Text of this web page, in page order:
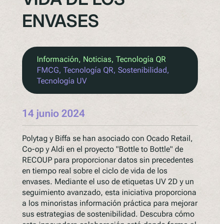
ENVASES
Información, Noticias, Tecnología QR
FMCG, Tecnología QR, Sostenibilidad
Tecnología UV
14 junio 2024
Polytag y Biffa se han asociado con Ocado Retail,
Co-op y Aldi en el proyecto "Bottle to Bottle" de
RECOUP para proporcionar datos sin precedentes
en tiempo real sobre el ciclo de vida de los
envases. Mediante el uso de etiquetas UV 2D y un
seguimiento avanzado, esta iniciativa proporciona
a los minoristas información práctica para mejorar
sus estrategias de sostenibilidad. Descubra cómo